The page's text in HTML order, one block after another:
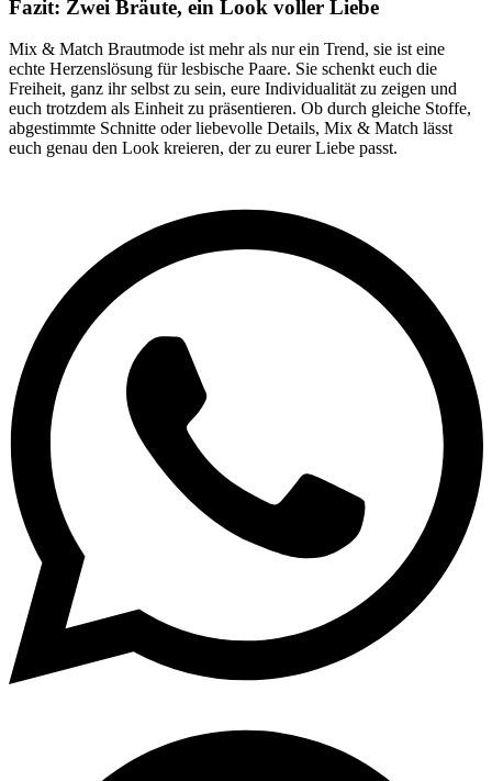
Fazit: Zwei Bräute, ein Look voller Liebe
Mix & Match Brautmode ist mehr als nur ein Trend, sie ist eine
echte Herzenslösung für lesbische Paare. Sie schenkt euch die
Freiheit, ganz ihr selbst zu sein, eure Individualität zu zeigen und
euch trotzdem als Einheit zu präsentieren. Ob durch gleiche Stoffe,
abgestimmte Schnitte oder liebevolle Details, Mix & Match lässt
euch genau den Look kreieren, der zu eurer Liebe passt.